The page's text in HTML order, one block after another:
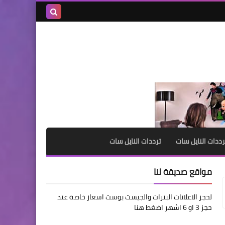
النايل سات ترددات النايل سات
مواقع صديقة لنا
لحجز الاعلانات البنرات والجيست بوست اسعار خاصة عند
حجز 3 او 6 اشهر اضغط هنا